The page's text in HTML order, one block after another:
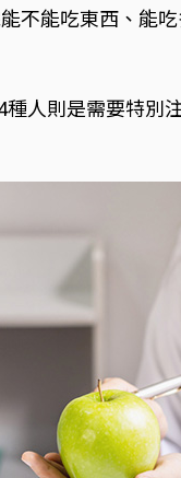
不能吃東西、能
人則是需要特